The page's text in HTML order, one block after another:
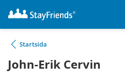
Startsida
John-Erik Cervin